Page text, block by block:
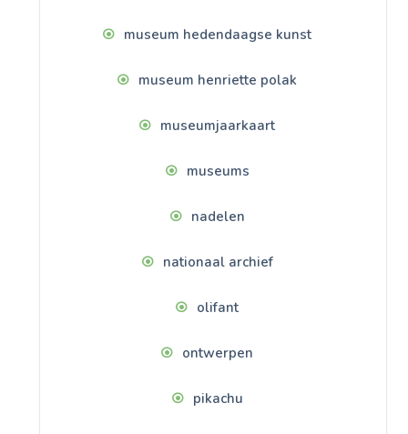
museum hedendaagse kunst
museum henriette polak
museumjaarkaart
museums
nadelen
nationaal archief
olifant
ontwerpen
pikachu